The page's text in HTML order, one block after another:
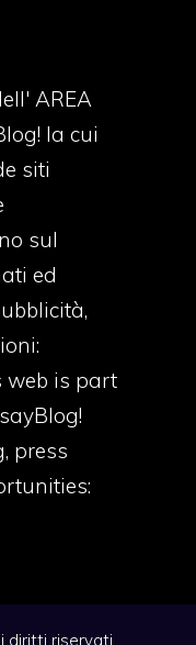
AREA
la cui
siti
sul
ed
web is part
press
diritti riservati